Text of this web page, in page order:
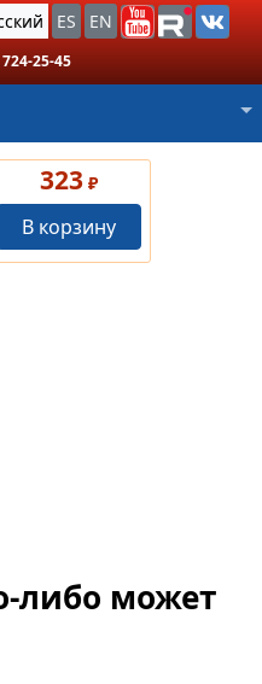
ES EN
25-45
323 ₽
В корзину
либо может